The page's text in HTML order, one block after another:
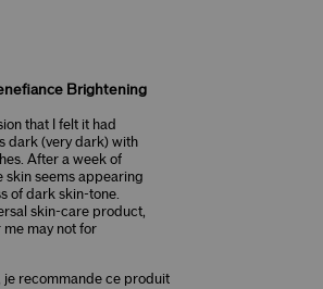
Brightening
that I felt it had
dark (very dark) with
After a week of
seems appearing
of dark skin-tone.
skin-care product,
may not for
je recommande ce produit